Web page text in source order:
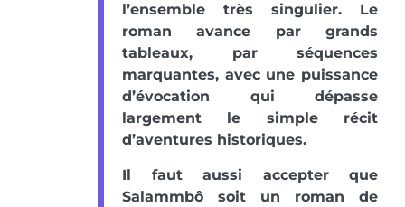
l’ensemble très singulier. Le
roman avance par grands
tableaux, par séquences
marquantes, avec une puissance
d’évocation qui dépasse
largement le simple récit
d’aventures historiques.
Il faut aussi accepter que
Salammbô soit un roman de